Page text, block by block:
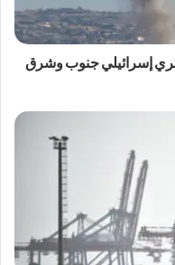
إسرائيلي جنوب وشرق